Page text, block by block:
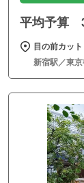
平均予算
目の前カッ
新宿駅／東